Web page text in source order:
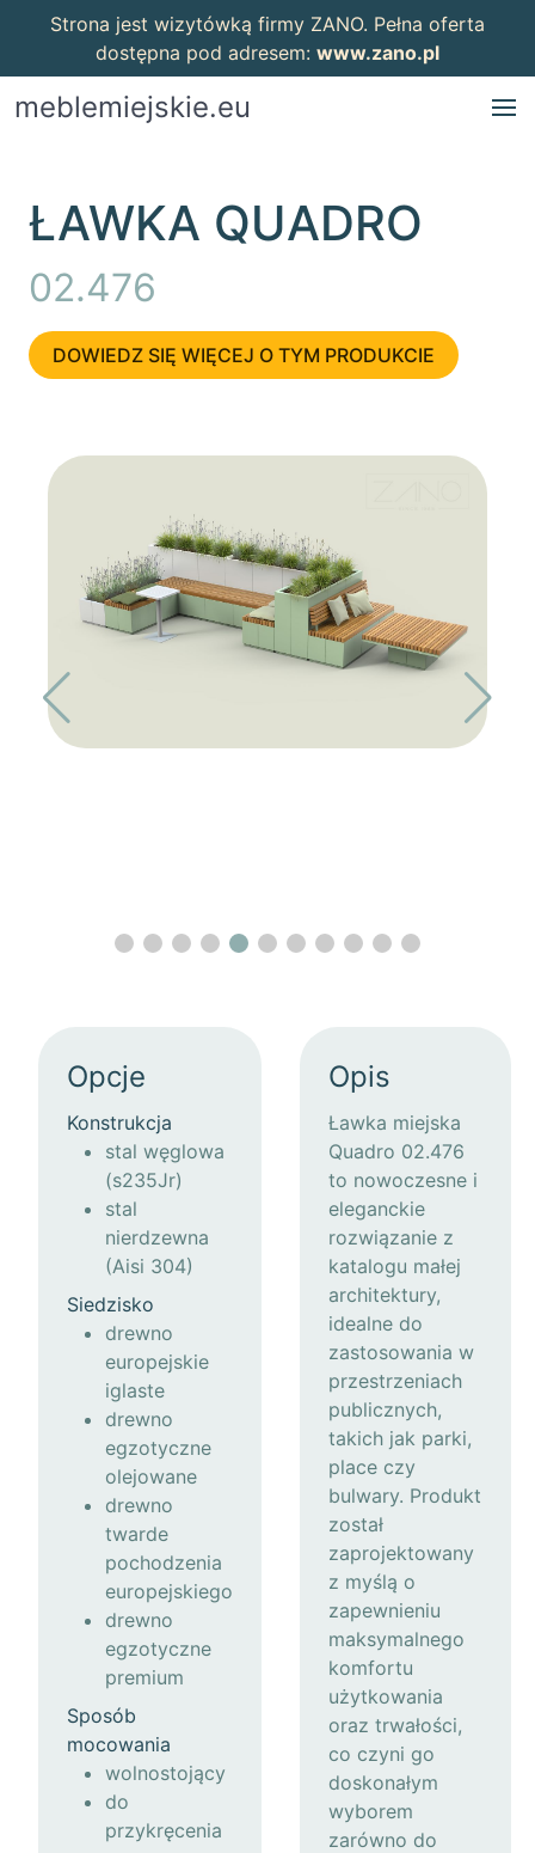
Strona jest wizytówką firmy ZANO. Pełna oferta
dostępna pod adresem: www.zano.pl
meblemiejskie.eu
ŁAWKA QUADRO
02.476
DOWIEDZ SIĘ WIĘCEJ O TYM PRODUKCIE
Opcje
Konstrukcja
stal węglowa
(s235Jr)
stal
nierdzewna
(Aisi 304)
Siedzisko
drewno
europejskie
iglaste
drewno
egzotyczne
olejowane
drewno
twarde
pochodzenia
europejskiego
drewno
egzotyczne
premium
Sposób
mocowania
wolnostojący
do
przykręcenia
Opis
Ławka miejska
Quadro 02.476
to nowoczesne i
eleganckie
rozwiązanie z
katalogu małej
architektury,
idealne do
zastosowania w
przestrzeniach
publicznych,
takich jak parki,
place czy
bulwary. Produkt
został
zaprojektowany
z myślą o
zapewnieniu
maksymalnego
komfortu
użytkowania
oraz trwałości,
co czyni go
doskonałym
wyborem
zarówno do